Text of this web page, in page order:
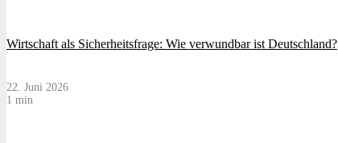
Wirtschaft als Sicherheitsfrage: Wie verwundbar ist Deutschland?
22. Juni 2026
1 min